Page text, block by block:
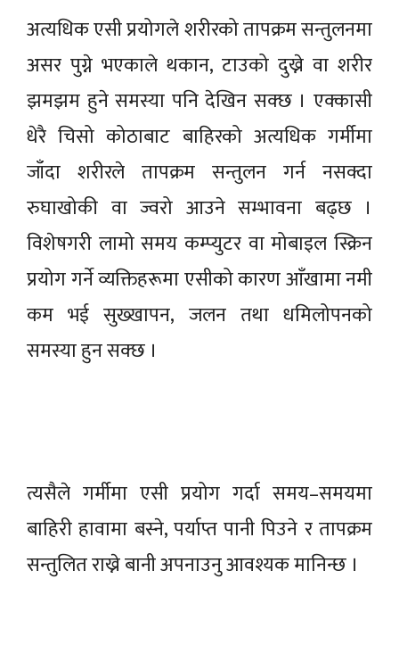
अत्यधिक एसी प्रयोगले शरीरको तापक्रम सन्तुलनमा
असर पुग्ने भएकाले थकान, टाउको दुख्ने वा शरीर
झमझम हुने समस्या पनि देखिन सक्छ । एक्कासी
धेरै चिसो कोठाबाट बाहिरको अत्यधिक गर्मीमा
जाँदा शरीरले तापक्रम सन्तुलन गर्न नसक्दा
रुघाखोकी वा ज्वरो आउने सम्भावना बढ्छ ।
विशेषगरी लामो समय कम्प्युटर वा मोबाइल स्क्रिन
प्रयोग गर्ने व्यक्तिहरूमा एसीको कारण आँखामा नमी
कम भई सुख्खापन, जलन तथा धमिलोपनको
समस्या हुन सक्छ ।
त्यसैले गर्मीमा एसी प्रयोग गर्दा समय–समयमा
बाहिरी हावामा बस्ने, पर्याप्त पानी पिउने र तापक्रम
सन्तुलित राख्ने बानी अपनाउनु आवश्यक मानिन्छ ।